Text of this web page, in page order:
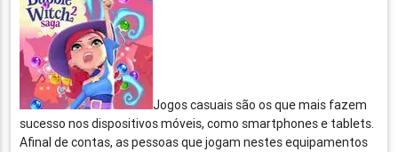
Jogos casuais são os que mais fazem
sucesso nos dispositivos móveis, como smartphones e tablets.
Afinal de contas, as pessoas que jogam nestes equipamentos